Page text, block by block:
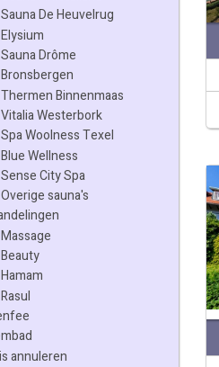
Sauna De Heuvelrug
Elysium
Sauna Drôme
Bronsbergen
Thermen Binnenmaas
Vitalia Westerbork
Spa Woolness Texel
Blue Wellness
Sense City Spa
Overige sauna's
Massage
Beauty
Hamam
Rasul
annuleren